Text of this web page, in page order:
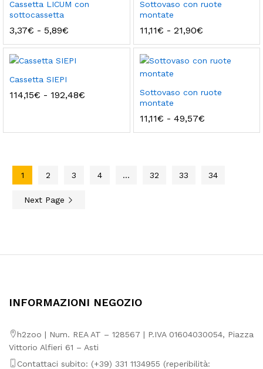
Cassetta LICUM con
sottocassetta
3,37€ - 5,89€
prezzo:
da
3,37€
Sottovaso con ruote
montate
11,11€ - 21,90€Fascia
prezzo:
da
11,11€
Cassetta SIEPI
114,15€ - 192,48€
114,15€
Sottovaso con ruote
montate
11,11€ - 49,57€Fascia
prezzo:
49,57€
1 2 3 4 … 32 33 34
Next Page
INFORMAZIONI NEGOZIO
h2zoo | Num. REA AT – 128567 | P.IVA 01604030054, Piazza
Vittorio Alfieri 61 – Asti
Contattaci subito: (+39) 331 1134955 (reperibilità: